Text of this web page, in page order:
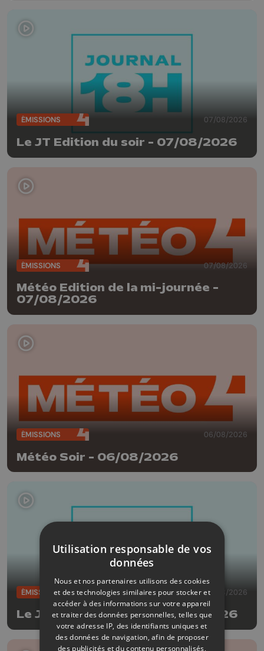
ÉMISSIONS 07/08/2026
Le JT Edition du soir - 07/08/2026
ÉMISSIONS 07/08/2026
Météo Edition de la mi-journée -
07/08/2026
ÉMISSIONS 06/08/2026
Météo Soir - 06/08/2026
ÉMISSIONS 06/08/2026
Le JT Edition du soir - 06/08/2026
Utilisation responsable de vos
données
Nous et nos partenaires utilisons des cookies
et des technologies similaires pour stocker et
accéder à des informations sur votre appareil
et traiter des données personnelles, telles que
votre adresse IP, des identifiants uniques et
des données de navigation, afin de proposer
des publicités et du contenu personnalisés,